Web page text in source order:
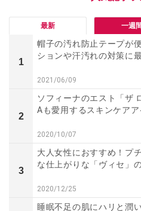
最新 一週
1
帽子の汚れ防止テープが
ションや汗汚れの対策に
2021/06/09
2
ソフィーナのエスト「ザ
Aも愛用するスキンケアア
2020/10/07
3
大人女性におすすめ！プ
な仕上がりな「ヴィセ」
2020/12/25
睡眠不足の肌にハリと潤